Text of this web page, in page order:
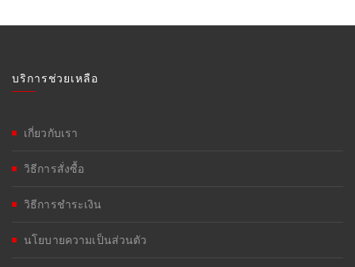
บริการช่วยเหลือ
เกี่ยวกับเรา
วิธีการสั่งซื้อ
วิธีการชำระเงิน
นโยบายความเป็นส่วนตัว